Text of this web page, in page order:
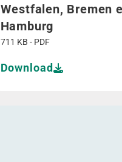
Westfalen, Bremen
Hamburg
711 KB - PDF
Download